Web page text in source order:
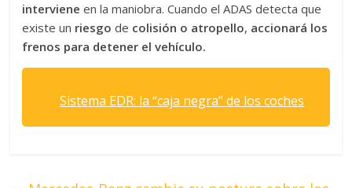
interviene en la maniobra. Cuando el ADAS detecta que
existe un riesgo de colisión o atropello, accionará los
frenos para detener el vehículo.
Sistema EDR: la “caja negra” de los coches